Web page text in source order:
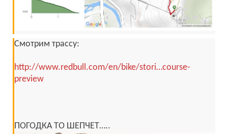
Смотрим трассу:
http://www.redbull.com/en/bike/stori…course-
preview
ПОГОДКА ТО ШЕПЧЕТ…..